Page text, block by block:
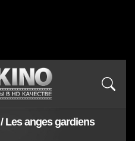
Les anges gardiens